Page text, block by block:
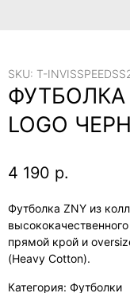
ФУТБОЛКА
LOGO
SKU: T-
4 190 р.
Футболка ZNY из
прямой крой и
(Heavy Cotton).
Категория: Футболки